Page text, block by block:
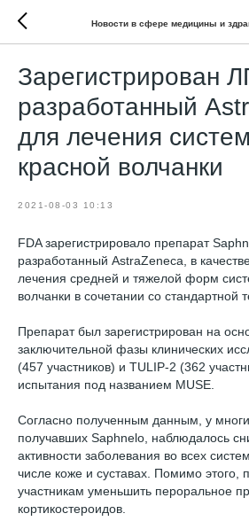
Новости в сфере медицины и
Зарегистрирован
разработанный
для лечения
красной волчанки
2021-08-03 10:13
FDA зарегистрировало препарат
разработанный AstraZeneca, в
лечения средней и тяжелой форм
волчанки в сочетании со стандартной
Препарат был зарегистрирован на
заключительной фазы клинических
(457 участников) и TULIP-2 (362
испытания под названием MUSE.
Согласно полученным данным, у
получавших Saphnelo, наблюдалось
активности заболевания во всех
числе коже и суставах. Помимо этого,
участникам уменьшить пероральное
кортикостероидов.